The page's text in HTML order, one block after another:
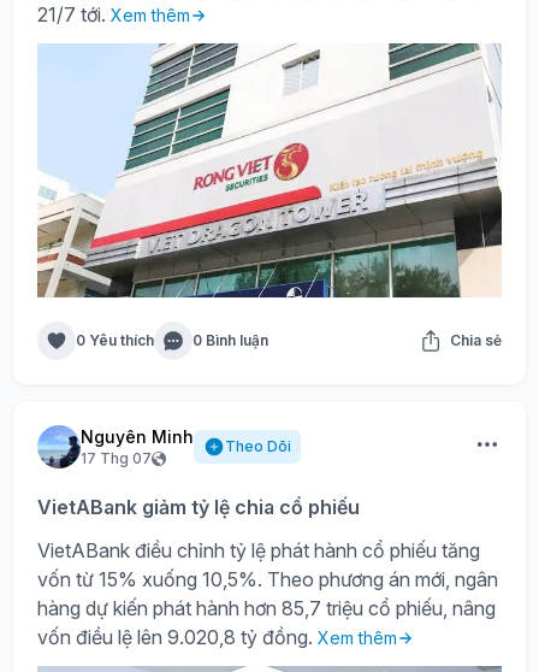
21/7 tới. Xem thêm
0 Yêu thích 0 Bình luận Chia sẻ
Nguyên Minh
17 Thg 07
Theo Dõi
VietABank giảm tỷ lệ chia cổ phiếu
VietABank điều chỉnh tỷ lệ phát hành cổ phiếu tăng
vốn từ 15% xuống 10,5%. Theo phương án mới, ngân
hàng dự kiến phát hành hơn 85,7 triệu cổ phiếu, nâng
vốn điều lệ lên 9.020,8 tỷ đồng. Xem thêm